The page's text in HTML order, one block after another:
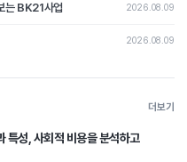
는 BK21사업 2026.08.09
2026.08.09
더보기
특성, 사회적 비용을 분석하고